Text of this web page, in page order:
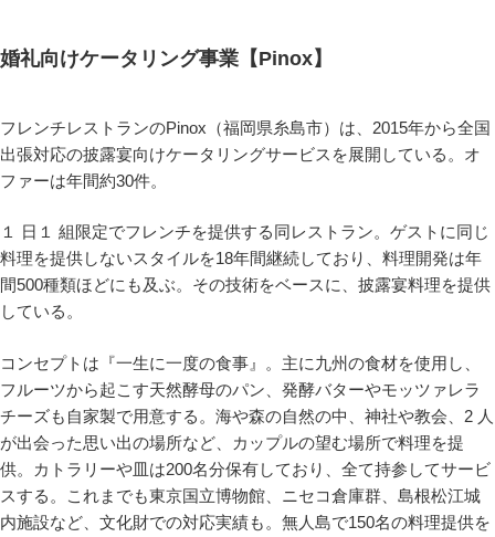
婚礼向けケータリング事業【Pinox】
フレンチレストランのPinox（福岡県糸島市）は、2015年から全国
出張対応の披露宴向けケータリングサービスを展開している。オ
ファーは年間約30件。
１ 日１ 組限定でフレンチを提供する同レストラン。ゲストに同じ
料理を提供しないスタイルを18年間継続しており、料理開発は年
間500種類ほどにも及ぶ。その技術をベースに、披露宴料理を提供
している。
コンセプトは『一生に一度の食事』。主に九州の食材を使用し、
フルーツから起こす天然酵母のパン、発酵バターやモッツァレラ
チーズも自家製で用意する。海や森の自然の中、神社や教会、2 人
が出会った思い出の場所など、カップルの望む場所で料理を提
供。カトラリーや皿は200名分保有しており、全て持参してサービ
スする。これまでも東京国立博物館、ニセコ倉庫群、島根松江城
内施設など、文化財での対応実績も。無人島で150名の料理提供を